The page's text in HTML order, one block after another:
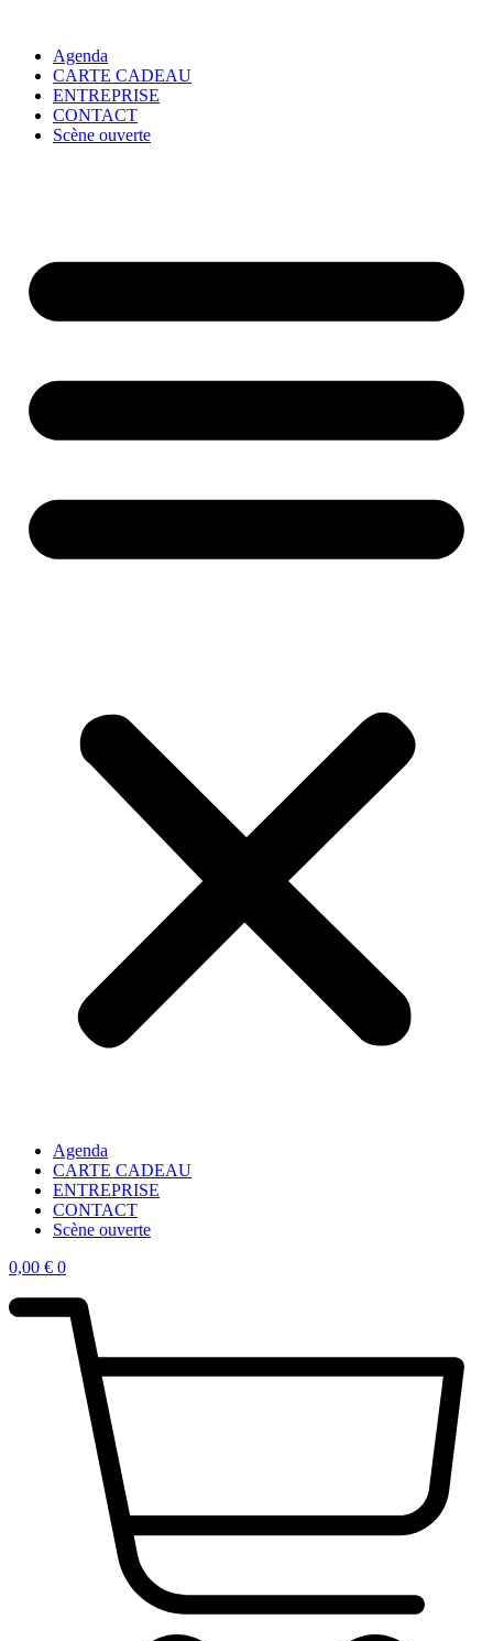
Agenda
CARTE CADEAU
ENTREPRISE
CONTACT
Scène ouverte
Agenda
CARTE CADEAU
ENTREPRISE
CONTACT
Scène ouverte
0,00 € 0